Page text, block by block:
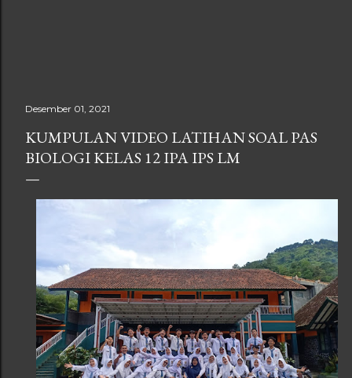
Desember 01, 2021
KUMPULAN VIDEO LATIHAN SOAL PAS
BIOLOGI KELAS 12 IPA IPS LM